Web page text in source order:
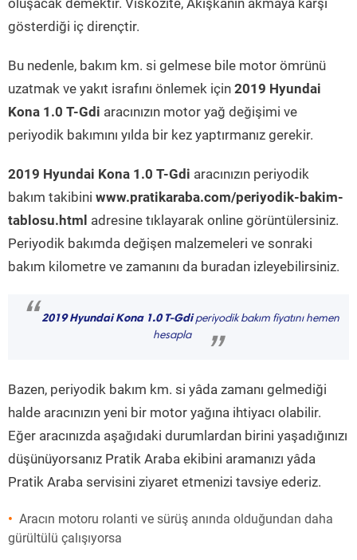
oluşacak demektir. Viskozite, Akışkanın akmaya karşı
gösterdiği iç dirençtir.
Bu nedenle, bakım km. si gelmese bile motor ömrünü
uzatmak ve yakıt israfını önlemek için 2019 Hyundai
Kona 1.0 T-Gdi aracınızın motor yağ değişimi ve
periyodik bakımını yılda bir kez yaptırmanız gerekir.
2019 Hyundai Kona 1.0 T-Gdi aracınızın periyodik
bakım takibini www.pratikaraba.com/periyodik-bakim-
tablosu.html adresine tıklayarak online görüntülersiniz.
Periyodik bakımda değişen malzemeleri ve sonraki
bakım kilometre ve zamanını da buradan izleyebilirsiniz.
“ 2019 Hyundai Kona 1.0 T-Gdiperiyodik bakım fiyatını hemen
hesapla
”
Bazen, periyodik bakım km. si yâda zamanı gelmediği
halde aracınızın yeni bir motor yağına ihtiyacı olabilir.
Eğer aracınızda aşağıdaki durumlardan birini yaşadığınızı
düşünüyorsanız Pratik Araba ekibini aramanızı yâda
Pratik Araba servisini ziyaret etmenizi tavsiye ederiz.
Aracın motoru rolanti ve sürüş anında olduğundan daha
gürültülü çalışıyorsa